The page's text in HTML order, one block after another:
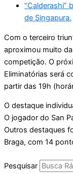
“Calderashi”
de Singapura.
Com o terceiro
aproximou muito
competição. O
Eliminatórias será
partir das 19h
O destaque
O jogador do San
Outros destaques
Braga, com 14
Pesquisar